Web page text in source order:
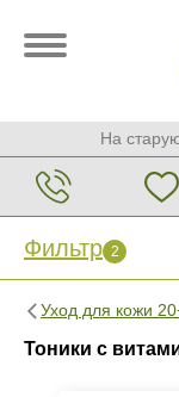
На
Фильтр 2
Уход для кожи
Тоники с
Фильтр 2